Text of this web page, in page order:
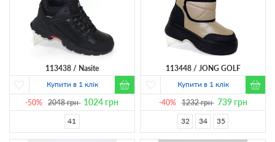
113438
Nasite
Купити в 1 клік
-50% 2048грн 1024 грн
41
113448
JONG GOLF
Купити в 1 клік
-40% 1232грн 739грн
32 34 35